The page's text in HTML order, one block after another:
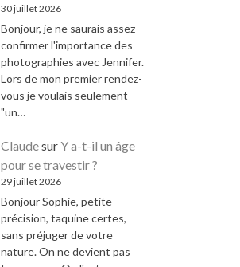
30 juillet 2026
Bonjour, je ne saurais assez
confirmer l'importance des
photographies avec Jennifer.
Lors de mon premier rendez-
vous je voulais seulement
"un…
ClaudesurY a-t-il un âge
pour se travestir ?
29 juillet 2026
Bonjour Sophie, petite
précision, taquine certes,
sans préjuger de votre
nature. On ne devient pas